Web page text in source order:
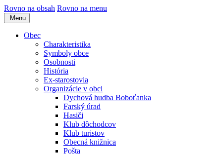
Rovno na obsah Rovno na menu
Menu
Obec
Charakteristika
Symboly obce
Osobnosti
História
Ex-starostovia
Organizácie v obci
Dychová hudba Boboťanka
Farský úrad
Hasiči
Klub dôchodcov
Klub turistov
Obecná knižnica
Pošta